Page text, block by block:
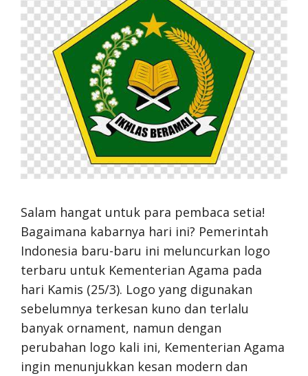
Salam hangat untuk para pembaca setia!
Bagaimana kabarnya hari ini? Pemerintah
Indonesia baru-baru ini meluncurkan logo
terbaru untuk Kementerian Agama pada
hari Kamis (25/3). Logo yang digunakan
sebelumnya terkesan kuno dan terlalu
banyak ornament, namun dengan
perubahan logo kali ini, Kementerian Agama
ingin menunjukkan kesan modern dan